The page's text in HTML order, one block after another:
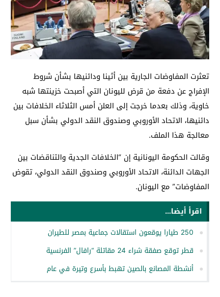
تعثرت المفاوضات الجارية بين أثينا ودائنيها بشأن شروط
الإفراج عن دفعة من قرض لليونان التي أصبحت خزينتها شبه
خاوية، وذلك بعدما خرجت إلى العلن أمس الثلاثاء الخلافات بين
دائنيها، الاتحاد الأوروبي وصندوق النقد الدولي بشأن سبل
معالجة هذا الملف.
وقالت الحكومة اليونانية إن “الخلافات الجدية والتناقضات بين
الجهات الدائنة، الاتحاد الأوروبي وصندوق النقد الدولي، تقوض
المفاوضات” مع اليونان.
اقرأ أيضا...
250 طيارا يوقعون استقالات جماعية بمصر للطيران
قطر توقع صفقة شراء 24 مقاتلة “رافال” الفرنسية
أنشطة المصانع بالصين تهبط بأسرع وتيرة في عام